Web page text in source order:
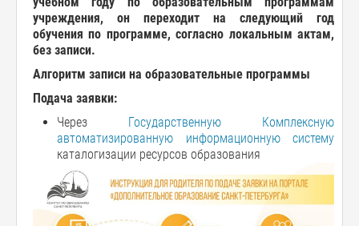
учреждения,
он переходит на следующий год
обучения по программе, согласно локальным актам,
без записи.
Алгоритм записи на образовательные программы
Подача заявки:
Через Государственную Комплексную
автоматизированную информационную систему
каталогизации ресурсов образования